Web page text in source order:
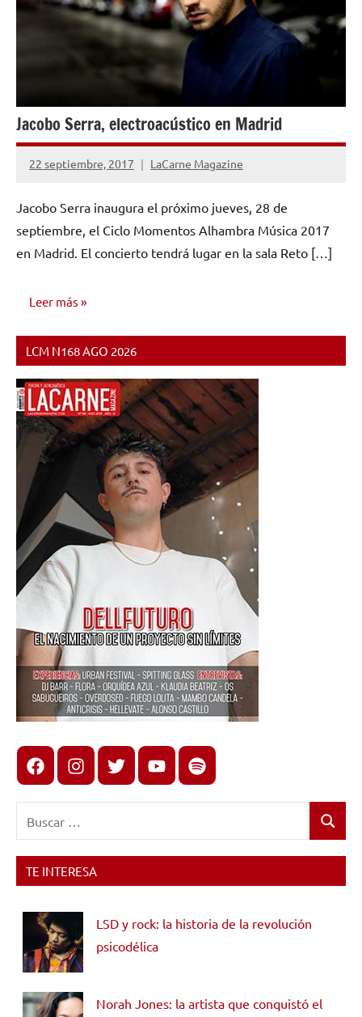
Jacobo Serra, electroacústico en Madrid
22 septiembre, 2017 LaCarne Magazine
No
comentarios
Jacobo Serra inaugura el próximo jueves, 28 de
septiembre, el Ciclo Momentos Alhambra Música 2017
en Madrid. El concierto tendrá lugar en la sala Reto […]
Leer más
NOTICIAS
LCM N168 AGO 2026
FacebookInstagram
X youtubespotify
Buscar
TE INTERESA
LSD y rock: la historia de la revolución
psicodélica
Norah Jones: la artista que conquistó el